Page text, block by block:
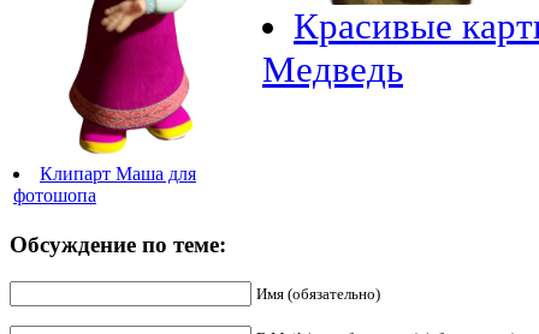
Клипарт Маша для
фотошопа
Красивые
Медведь
Обсуждение по теме:
Имя (обязательно)